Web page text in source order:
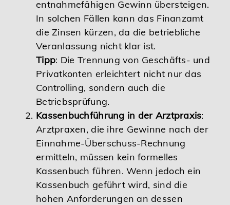
entnahmefähigen Gewinn übersteigen.
In solchen Fällen kann das Finanzamt
die Zinsen kürzen, da die betriebliche
Veranlassung nicht klar ist.
Tipp: Die Trennung von Geschäfts- und
Privatkonten erleichtert nicht nur das
Controlling, sondern auch die
Betriebsprüfung.
Kassenbuchführung in der Arztpraxis:
Arztpraxen, die ihre Gewinne nach der
Einnahme-Überschuss-Rechnung
ermitteln, müssen kein formelles
Kassenbuch führen. Wenn jedoch ein
Kassenbuch geführt wird, sind die
hohen Anforderungen an dessen